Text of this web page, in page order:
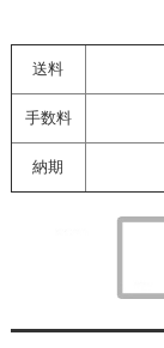
送料
手数料
納期